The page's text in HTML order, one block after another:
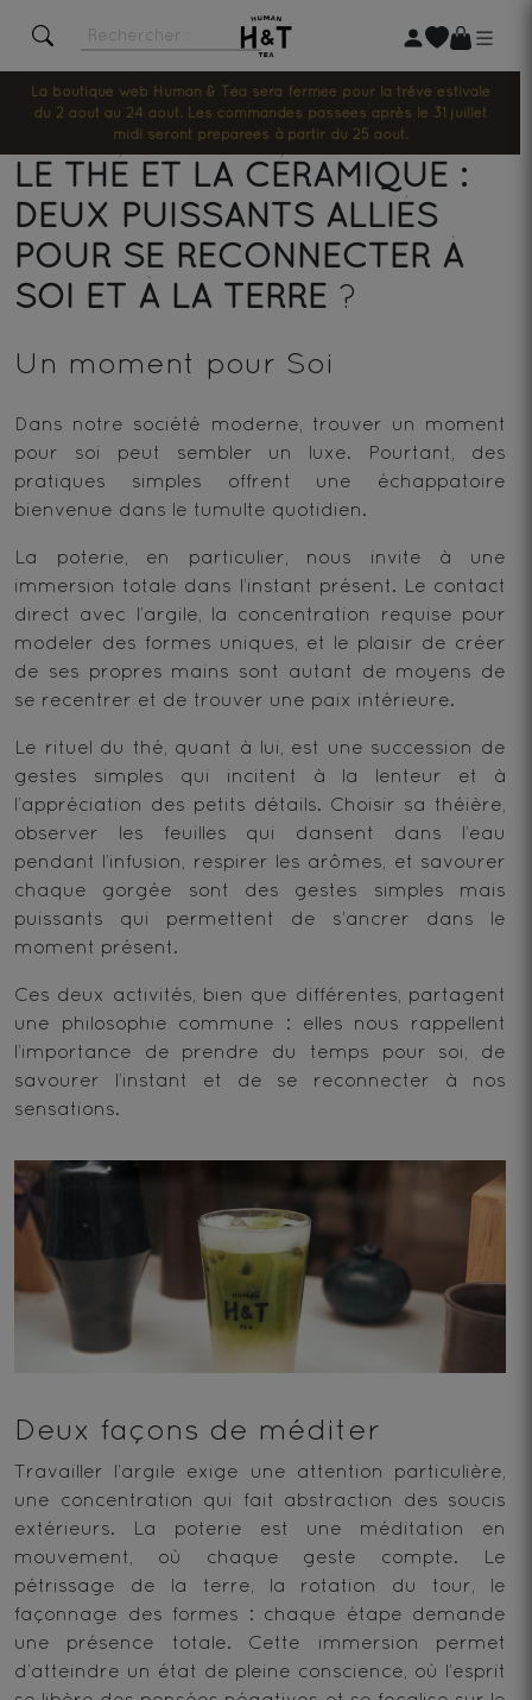
La boutique web Human & Tea sera fermée pour la trêve estivale
du 2 août au 24 août. Les commandes passées après le 31 juillet
midi seront préparées à partir du 25 août.
LE THÉ ET LA CÉRAMIQUE :
DEUX PUISSANTS ALLIÉS
POUR SE RECONNECTER À
SOI ET À LA TERRE ?
Un moment pour Soi
Dans notre société moderne, trouver un moment
pour soi peut sembler un luxe. Pourtant, des
pratiques simples offrent une échappatoire
bienvenue dans le tumulte quotidien.
La poterie, en particulier, nous invite à une
immersion totale dans l’instant présent. Le contact
direct avec l’argile, la concentration requise pour
modeler des formes uniques, et le plaisir de créer
de ses propres mains sont autant de moyens de
se recentrer et de trouver une paix intérieure.
Le rituel du thé, quant à lui, est une succession de
gestes simples qui incitent à la lenteur et à
l’appréciation des petits détails. Choisir sa théière,
observer les feuilles qui dansent dans l’eau
pendant l’infusion, respirer les arômes, et savourer
chaque gorgée sont des gestes simples mais
puissants qui permettent de s’ancrer dans le
moment présent.
Ces deux activités, bien que différentes, partagent
une philosophie commune : elles nous rappellent
l’importance de prendre du temps pour soi, de
savourer l’instant et de se reconnecter à nos
sensations.
Deux façons de méditer
Travailler l’argile exige une attention particulière,
une concentration qui fait abstraction des soucis
extérieurs. La poterie est une méditation en
mouvement, où chaque geste compte. Le
pétrissage de la terre, la rotation du tour, le
façonnage des formes : chaque étape demande
une présence totale. Cette immersion permet
d’atteindre un état de pleine conscience, où l’esprit